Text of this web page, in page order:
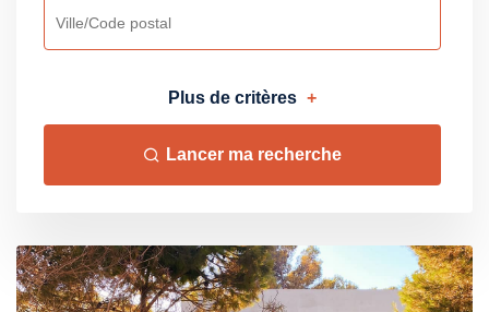
Plus de critères +
Lancer ma recherche